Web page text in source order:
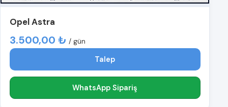
Opel Astra
3.500,00 ₺ / gün
Talep
WhatsApp Sipariş